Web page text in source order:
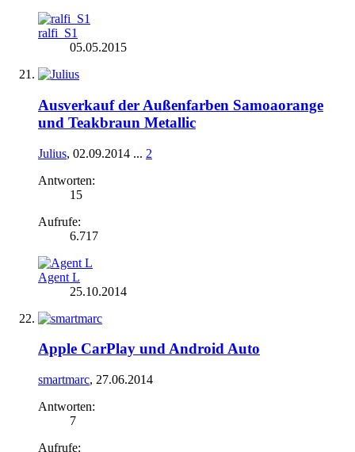
ralfi_S1
05.05.2015
Ausverkauf der Außenfarben Samoaorange
und Teakbraun Metallic
Julius, 02.09.2014 ... 2
Antworten:
15
Aufrufe:
6.717
Agent L
25.10.2014
Apple CarPlay und Android Auto
smartmarc, 27.06.2014
Antworten:
7
Aufrufe: